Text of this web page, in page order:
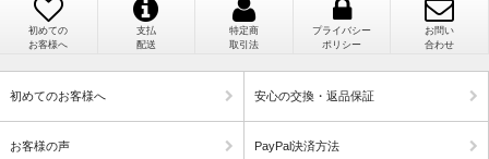
注後のキャンセルは受け付けかねます。
ベリサイン株式会社のSSLサーバー証明書を使用して
新潟県 A・K 様 （女性）
「在庫がほとんど無い中で、数少ない「在庫あ
り」だったこと」
初めての
お客様へ
支払
配送
特定商
取引法
プライバシー
ポリシー
お問い
合わせ
初めてのお客様へ 安心の交換・返品保証
お客様の声 PayPal決済方法